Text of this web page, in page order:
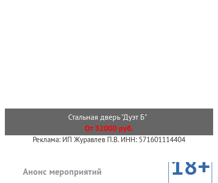
Стальная дверь "Дуэт Б"
От 32000 руб.
Реклама: ИП Журавлев П.В. ИНН: 571601114404
Анонс мероприятий 18+